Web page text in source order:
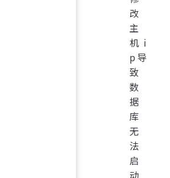
改
主
机i
p导
致
数
据
库
无
法
启
动